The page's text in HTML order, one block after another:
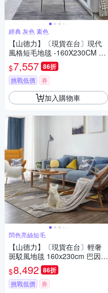
經典 灰色 素色
【山德力】〔現貨在台〕現代
風格短毛地毯 -160X230CM 芮
莉
$7,557 86折
挑戰低價 券
加入購物車
閃色亮絲短毛
【山德力】〔現貨在台〕輕奢
斑駁風地毯 160x230cm 巴因斯
坦
$8,492 86折
挑戰低價 券